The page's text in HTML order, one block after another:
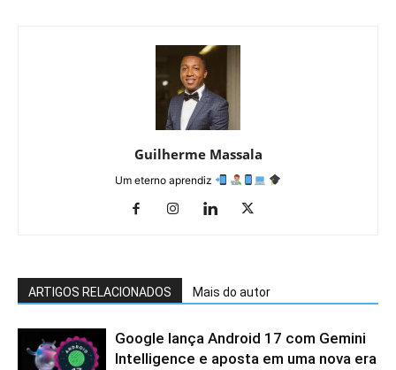
Guilherme Massala
Um eterno aprendiz
ARTIGOS RELACIONADOS Mais do autor
Google lança Android 17 com Gemini
Intelligence e aposta em uma nova era